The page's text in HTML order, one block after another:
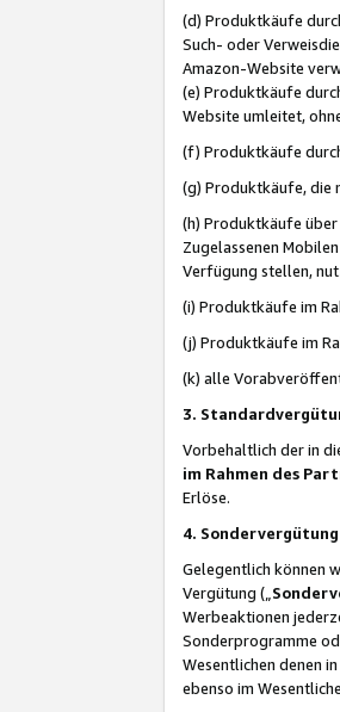
(d) Produktkäufe
Such- oder
Amazon-Website
(e) Produktkäufe
Website umleitet,
(f) Produktkäufe
(g) Produktkäufe, die
(h) Produktkäufe über
Zugelassenen
Verfügung stellen,
(i) Produktkäufe im
(j) Produktkäufe im
(k) alle
3.
Vorbehaltlich der in
im Rahmen des
Erlöse.
4.
Gelegentlich können
Vergütung („
Werbeaktionen
Sonderprogramme
Wesentlichen denen
ebenso im